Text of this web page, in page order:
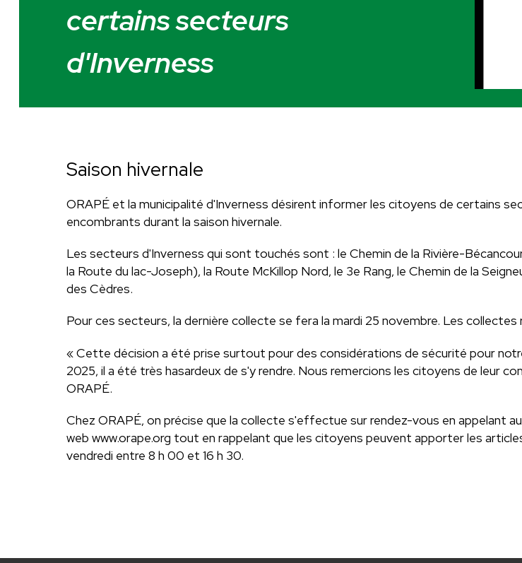
certains secteurs
d'Inverness
Saison hivernale
ORAPÉ et la municipalité d'Inverness désirent informer les citoyens de certains
encombrants durant la saison hivernale.
Les secteurs d'Inverness qui sont touchés sont : le Chemin de la Rivière-
la Route du lac-Joseph), la Route McKillop Nord, le 3e Rang, le Chemin de la
des Cèdres.
Pour ces secteurs, la dernière collecte se fera la mardi 25 novembre. Les collectes
« Cette décision a été prise surtout pour des considérations de sécurité pour
2025, il a été très hasardeux de s'y rendre. Nous remercions les citoyens de leur
ORAPÉ.
Chez ORAPÉ, on précise que la collecte s'effectue sur rendez-vous en appelant
web www.orape.org tout en rappelant que les citoyens peuvent apporter les
vendredi entre 8 h 00 et 16 h 30.